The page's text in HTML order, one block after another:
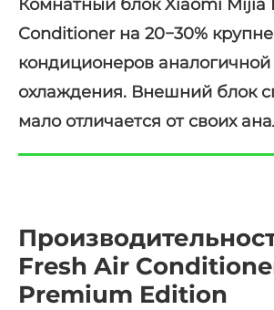
Комнатный блок Xiaomi Mijia
Conditioner на 20−30%
кондиционеров
охлаждения. Внешний блок
мало отличается от своих
Fresh Air
Premium Edition